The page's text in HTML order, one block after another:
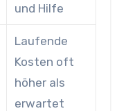
und Hilfe
Laufende
Kosten oft
höher als
erwartet